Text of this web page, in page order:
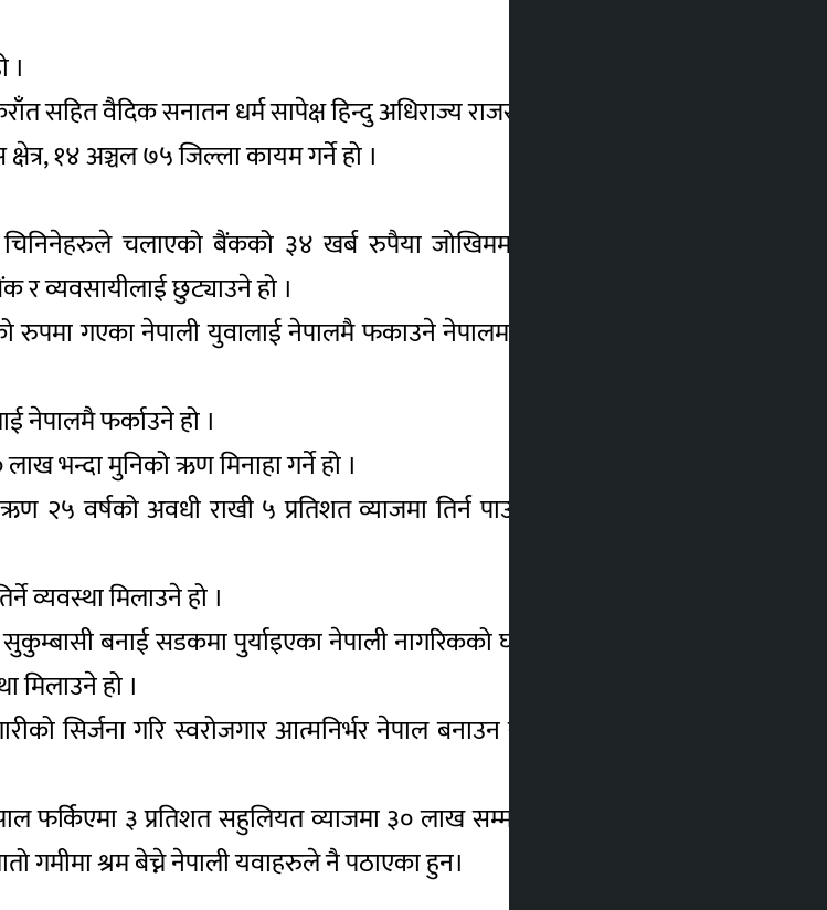
।
सहित वैदिक सनातन धर्म सापेक्ष हिन्दु अधिराज्य राजसंस्था स्थापना गर्ने हो ।
१४ अञ्चल ७५ जिल्ला कायम गर्ने हो ।
चलाएको बैंकको ३४ खर्ब रुपैया जोखिममा रहेको हुनाले बैंक बित्तिय
र व्यवसायीलाई छुट्याउने हो ।
रुपमा गएका नेपाली युवालाई नेपालमै फकाउने नेपालमा नै सिप अनुसारको कामको
नेपालमै फर्काउने हो ।
भन्दा मुनिको ऋण मिनाहा गर्ने हो ।
२५ वर्षको अवधी राखी ५ प्रतिशत व्याजमा तिर्न पाउने (रि स्ट्रक्चर गर्ने) व्यवस्था
व्यवस्था मिलाउने हो ।
बनाई सडकमा पुर्याइएका नेपाली नागरिकको घरजग्गा सरकारको जमानीमा
मिलाउने हो ।
सिर्जना गरि स्वरोजगार आत्मनिर्भर नेपाल बनाउन साना, मझौला र ठूला उद्योग
फर्किएमा ३ प्रतिशत सहुलियत व्याजमा ३० लाख सम्मको प्रोजेक्ट लोन बिना धितो
गमीमा श्रम बेच्ने नेपाली यवाहरुले नै पठाएका हुन।